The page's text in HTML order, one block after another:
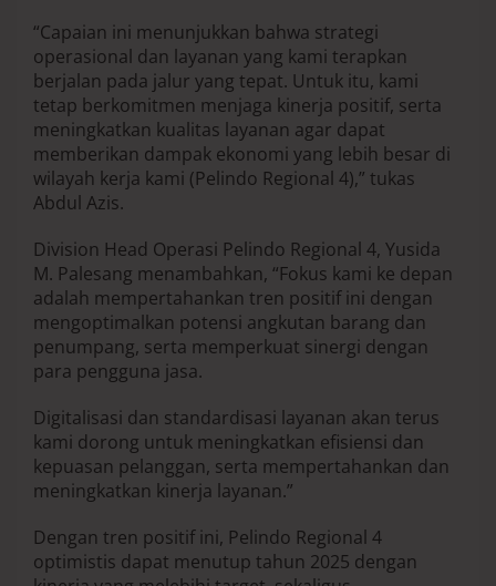
“Capaian ini menunjukkan bahwa strategi
operasional dan layanan yang kami terapkan
berjalan pada jalur yang tepat. Untuk itu, kami
tetap berkomitmen menjaga kinerja positif, serta
meningkatkan kualitas layanan agar dapat
memberikan dampak ekonomi yang lebih besar di
wilayah kerja kami (Pelindo Regional 4),” tukas
Abdul Azis.
Division Head Operasi Pelindo Regional 4, Yusida
M. Palesang menambahkan, “Fokus kami ke depan
adalah mempertahankan tren positif ini dengan
mengoptimalkan potensi angkutan barang dan
penumpang, serta memperkuat sinergi dengan
para pengguna jasa.
Digitalisasi dan standardisasi layanan akan terus
kami dorong untuk meningkatkan efisiensi dan
kepuasan pelanggan, serta mempertahankan dan
meningkatkan kinerja layanan.”
Dengan tren positif ini, Pelindo Regional 4
optimistis dapat menutup tahun 2025 dengan